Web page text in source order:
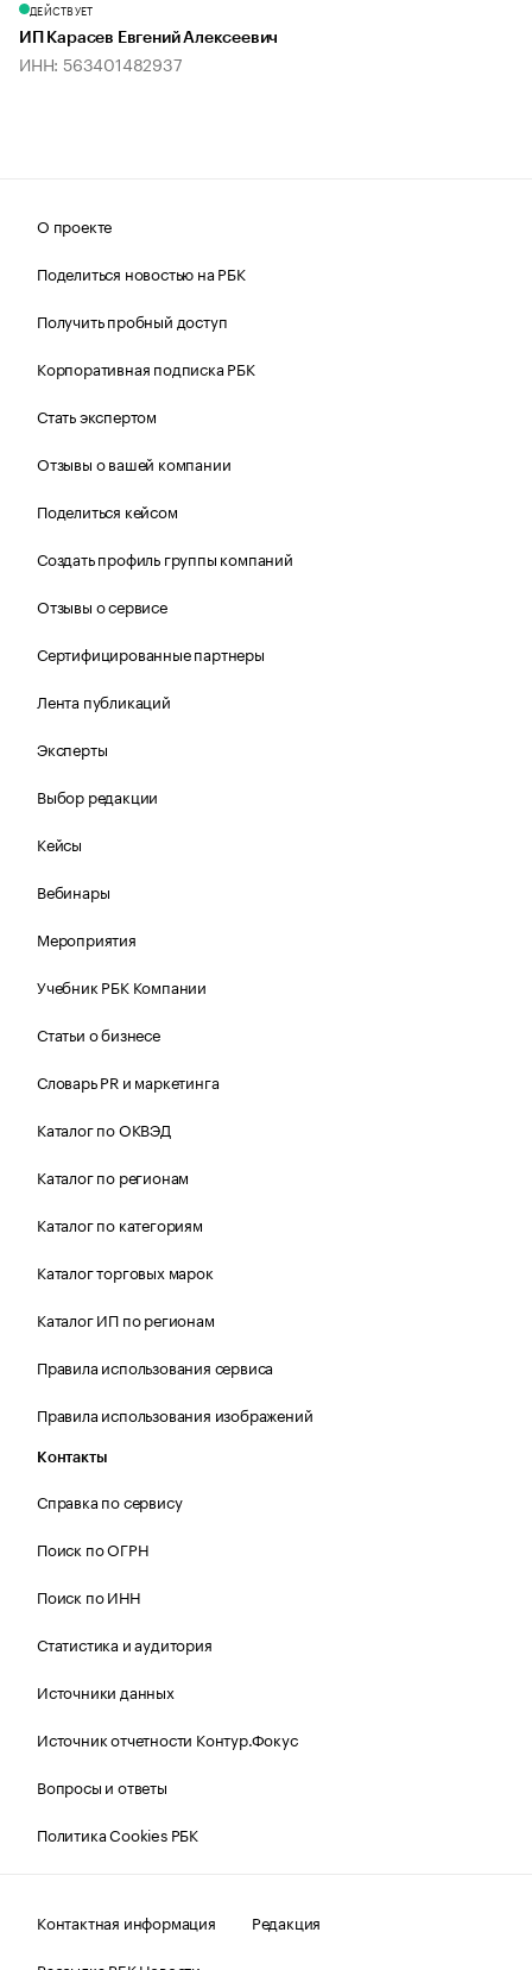
ДЕЙСТВУЕТ
ИП Карасев Евгений Алексеевич
ИНН: 563401482937
О проекте
Поделиться новостью на РБК
Получить пробный доступ
Корпоративная подписка РБК
Стать экспертом
Отзывы о вашей компании
Поделиться кейсом
Создать профиль группы компаний
Отзывы о сервисе
Сертифицированные партнеры
Лента публикаций
Эксперты
Выбор редакции
Кейсы
Вебинары
Мероприятия
Учебник РБК Компании
Статьи о бизнесе
Словарь PR и маркетинга
Каталог по ОКВЭД
Каталог по регионам
Каталог по категориям
Каталог торговых марок
Каталог ИП по регионам
Правила использования сервиса
Правила использования изображений
Контакты
Справка по сервису
Поиск по ОГРН
Поиск по ИНН
Статистика и аудитория
Источники данных
Источник отчетности Контур.Фокус
Вопросы и ответы
Политика Cookies РБК
Контактная информация
Редакция